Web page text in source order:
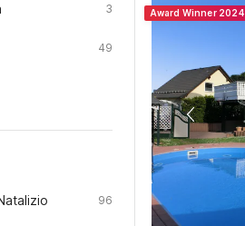
3
49
96
Award Winner 2024